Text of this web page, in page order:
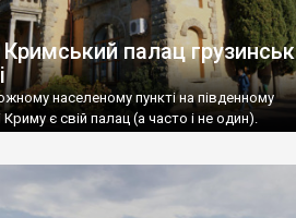
палац
населеному пункті на південному
є свій палац (а часто і не один).